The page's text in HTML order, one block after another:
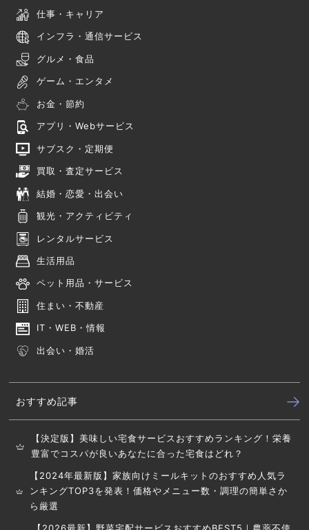
仕事・キャリア
インフラ・通信サービス
グルメ・食品
ゲーム・エンタメ
お金・節約
アプリ・Webサービス
サブスク・定期便
買取・査定サービス
結婚・恋愛・出会い
観光・アクティビティ
レンタルサービス
生活用品
ペット用品・サービス
住まい・不動産
IT・WEB・情報
出会い・婚活
おすすめ記事
【決定版】美味しい宅食サービスおすすめランキング！栄養
豊富でコスパが良いあなたに合った宅食はどれ？
【2024年最新版】家族向けミールキットのおすすめ人気ラ
ンキングTOP3を発表！価格やメニュー数・調理の簡単さか
ら厳選